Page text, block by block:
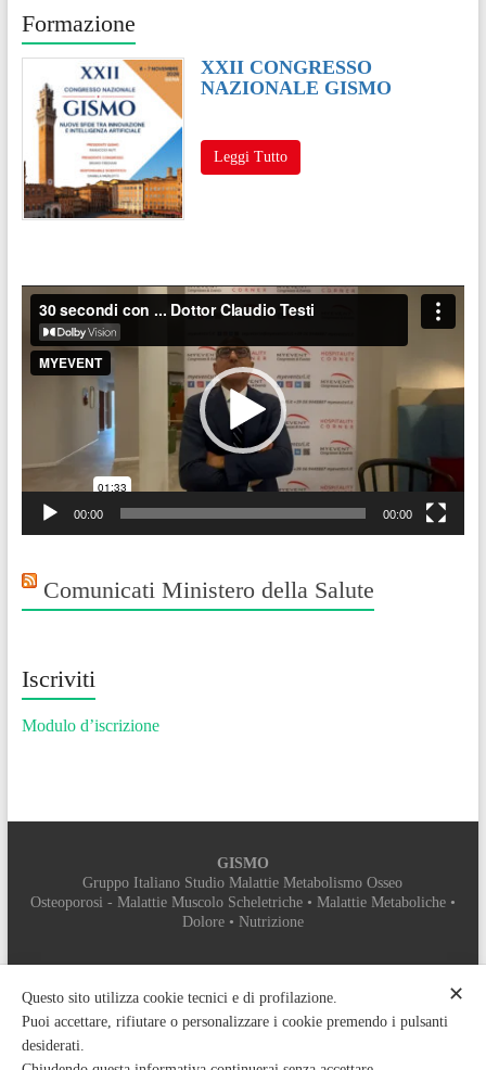
Formazione
XXII CONGRESSO
NAZIONALE GISMO
Leggi Tutto
Video
Player
00:00 00:00
Comunicati Ministero della Salute
Iscriviti
Modulo d’iscrizione
GISMO
Gruppo Italiano Studio Malattie Metabolismo Osseo
Osteoporosi - Malattie Muscolo Scheletriche • Malattie Metaboliche •
Dolore • Nutrizione
MYEVENT SRL
PROVIDER ECM 5112
Sede operativa: Via Don Sturzo, 9 – 00078 Monte Porzio Catone (RM)
✕
Questo sito utilizza cookie tecnici e di profilazione.
Puoi accettare, rifiutare o personalizzare i cookie premendo i pulsanti
desiderati.